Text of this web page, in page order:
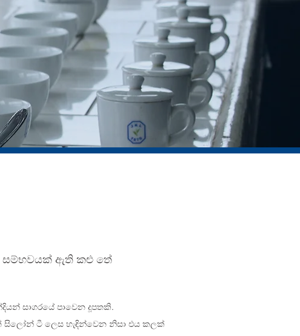
සම්භවයක් ඇති කළු තේ
සාගරයේ පාවෙන දූපතකි.
සිලෝන් ටී ලෙස හැඳින්වෙන නිසා එය කලක්